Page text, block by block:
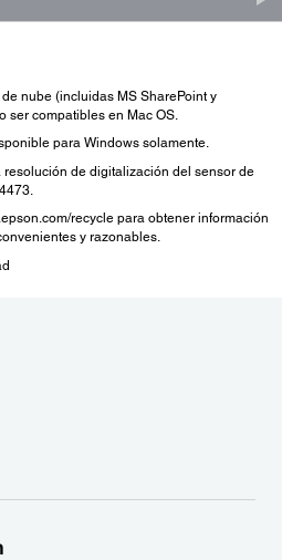
nube (incluidas MS SharePoint y
ser compatibles en Mac OS.
para Windows solamente.
de digitalización del sensor de
recycle para obtener información
y razonables.